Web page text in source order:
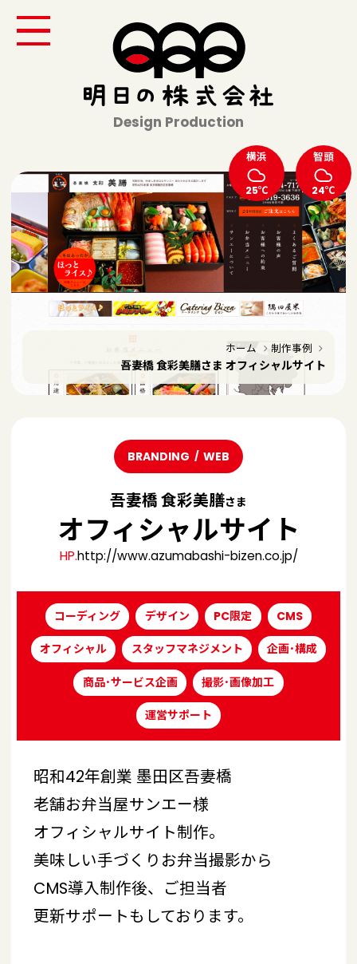
Design Production
横浜
25℃
智頭
24℃
ホーム 制作事例
吾妻橋 食彩美膳さま オフィシャルサイト
BRANDING WEB
吾妻橋 食彩美膳さま
オフィシャルサイト
HP.http://www.azumabashi-bizen.co.jp/
コーディング デザイン PC限定 CMS
オフィシャル スタッフマネジメント 企画･構成
商品･サービス企画 撮影･画像加工
運営サポート
昭和42年創業 墨田区吾妻橋
老舗お弁当屋サンエー様
オフィシャルサイト制作。
美味しい手づくりお弁当撮影から
CMS導入制作後、ご担当者
更新サポートもしております。